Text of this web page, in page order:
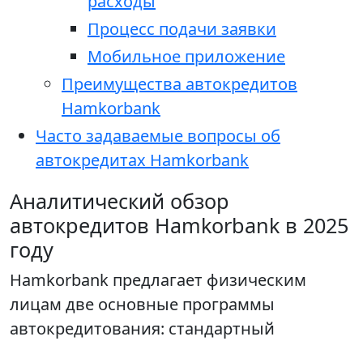
Процесс подачи заявки
Мобильное приложение
Преимущества автокредитов
Hamkorbank
Часто задаваемые вопросы об
автокредитах Hamkorbank
Аналитический обзор
автокредитов Hamkorbank в 2025
году
Hamkorbank предлагает физическим
лицам две основные программы
автокредитования: стандартный